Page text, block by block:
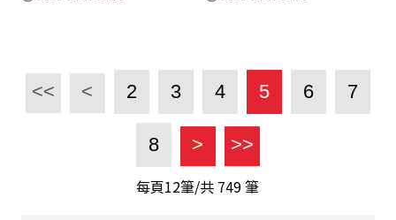
<< < 2 3 4 5 6 7
8 > >>
每頁12筆/共 749筆